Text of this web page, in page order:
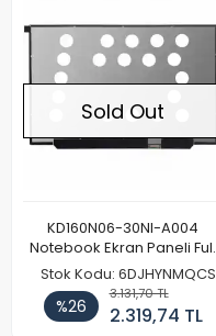
Sold Out
KD160N06-30NI-A004
Notebook Ekran Paneli Full
HD
Stok Kodu: 6DJHYNMQCS
%26
3.131,70 TL
2.319,74 TL